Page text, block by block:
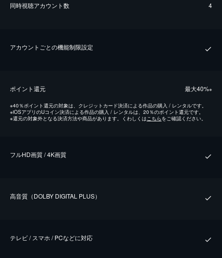
同時視聴アカウント数 4
アカウントごとの機能制限設定
ポイント還元 最⼤40%※
※40％ポイント還元の対象は、クレジットカード決済による作品の購入 / レンタルです。
※iOSアプリのUコイン決済による作品の購入 / レンタルは、20％のポイント還元です。
※還元の対象外となる決済方法や商品があります。くわしくはこちらをご確認ください。
フルHD画質 / 4K画質
⾼⾳質（DOLBY DIGITAL PLUS）
テレビ / スマホ / PCなどに対応